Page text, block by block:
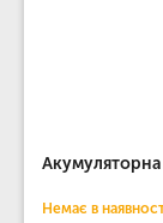
Немає в